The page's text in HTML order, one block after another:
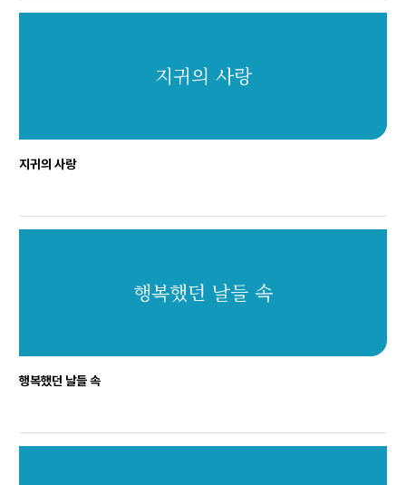
지귀의 사랑
지귀의 사랑
행복했던 날들 속
행복했던 날들 속